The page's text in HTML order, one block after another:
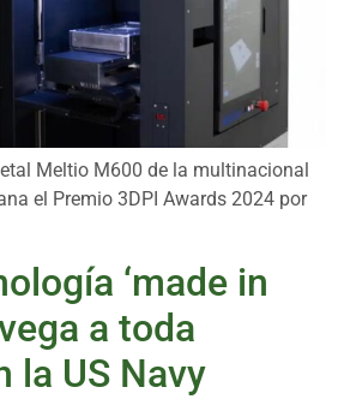
Meltio M600 de la multinacional
el Premio 3DPI Awards 2024 por
‘made in
a toda
la US Navy